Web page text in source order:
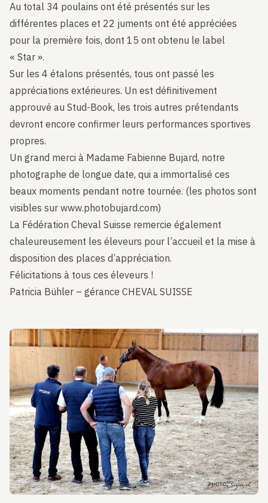
Au total 34 poulains ont été présentés sur les
différentes places et 22 juments ont été appréciées
pour la première fois, dont 15 ont obtenu le label
« Star ».
Sur les 4 étalons présentés, tous ont passé les
appréciations extérieures. Un est définitivement
approuvé au Stud-Book, les trois autres prétendants
devront encore confirmer leurs performances sportives
propres.
Un grand merci à Madame Fabienne Bujard, notre
photographe de longue date, qui a immortalisé ces
beaux moments pendant notre tournée. (les photos sont
visibles sur www.photobujard.com)
La Fédération Cheval Suisse remercie également
chaleureusement les éleveurs pour l’accueil et la mise à
disposition des places d’appréciation.
Félicitations à tous ces éleveurs !
Patricia Bühler – gérance CHEVAL SUISSE